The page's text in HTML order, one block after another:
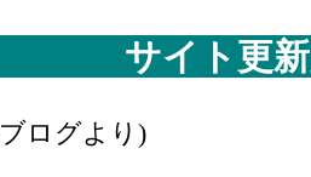
サイト更
ログより)